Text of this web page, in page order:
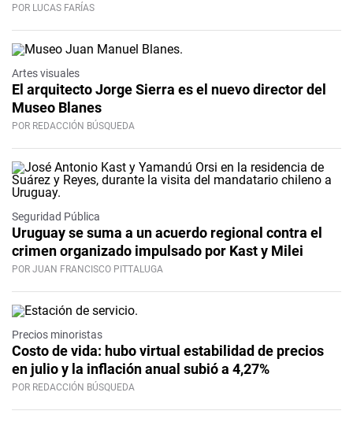
POR LUCAS FARÍAS
Artes visuales
El arquitecto Jorge Sierra es el nuevo director del
Museo Blanes
POR REDACCIÓN BÚSQUEDA
Seguridad Pública
Uruguay se suma a un acuerdo regional contra el
crimen organizado impulsado por Kast y Milei
POR JUAN FRANCISCO PITTALUGA
Precios minoristas
Costo de vida: hubo virtual estabilidad de precios
en julio y la inflación anual subió a 4,27%
POR REDACCIÓN BÚSQUEDA